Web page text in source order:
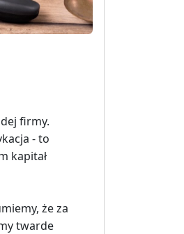
firmy.
- to
kapitał
że za
twarde